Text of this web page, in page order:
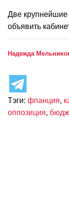
Две крупнейшие
объявить
Надежда
Тэги: фпанция,
оппозиция,